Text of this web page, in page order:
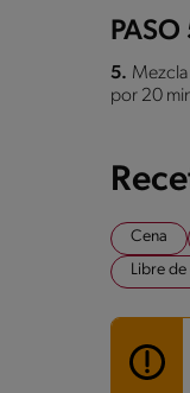
5. Mezcla
por 20
Cena
Libre